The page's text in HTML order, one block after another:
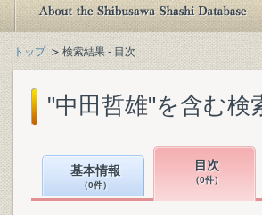
トップ 検索結果 - 目次
"中田哲雄"を含む検
基本情報
（0件）
目次
（0件）